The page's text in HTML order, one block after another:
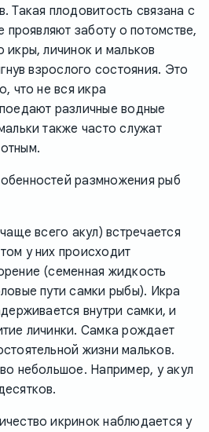
Такая плодовитость связана с
проявляют заботу о потомстве,
икры, личинок и мальков
взрослого состояния. Это
что не вся икра
различные водные
также часто служат
размножения рыб
всего акул) встречается
у них происходит
(семенная жидкость
пути самки рыбы). Икра
внутри самки, и
личинки. Самка рождает
жизни мальков.
небольшое. Например, у акул
икринок наблюдается у